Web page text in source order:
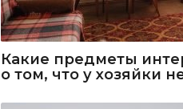
Какие предметы
о том, что у хозяйки